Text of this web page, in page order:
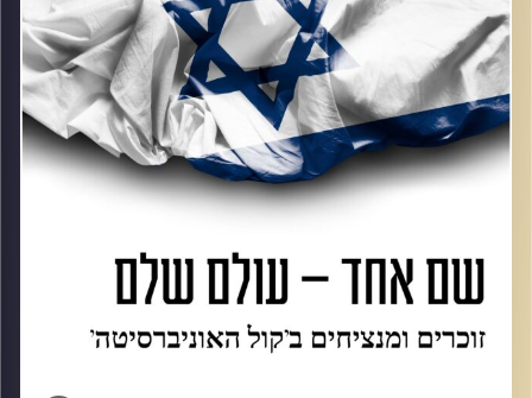
ירדן מספרת איזו אחות, בת ובת זוג אושר הייתה, ואיך הותירה
אחריה משפחה גדולה שהיום הדבק שלה כבר איננו. כל מה
שנותר זה להנציח אותה.
קרדיט תמונות:AudioVersity